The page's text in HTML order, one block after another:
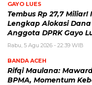
GAYO LUES
Tembus Rp 27,7 Miliar!
Lengkap Alokasi
Anggota DPRK Gayo
Rabu, 5 Agu 2026 - 22:39 WIB
BANDA ACEH
Rifqi Maulana:
BPMA, Momentum